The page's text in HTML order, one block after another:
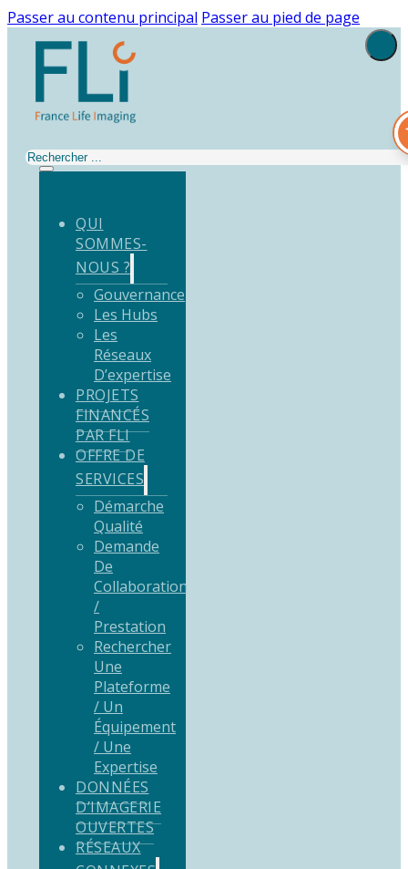
Passer au contenu principal Passer au pied de page
Rechercher
QUI
SOMMES-
NOUS ?
Gouvernance
Les Hubs
Les
Réseaux
D’expertise
PROJETS
FINANCÉS
PAR FLI
OFFRE DE
SERVICES
Démarche
Qualité
Demande
De
Collaboration
/
Prestation
Rechercher
Une
Plateforme
/ Un
Équipement
/ Une
Expertise
DONNÉES
D’IMAGERIE
OUVERTES
RÉSEAUX